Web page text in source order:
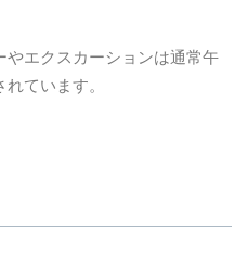
エクスカーションは通常午
ています。